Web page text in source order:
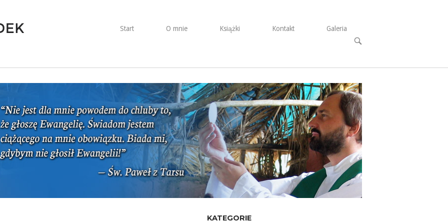
Start
O mnie Książki Kontakt
Galeria
Open
KATEGORIE